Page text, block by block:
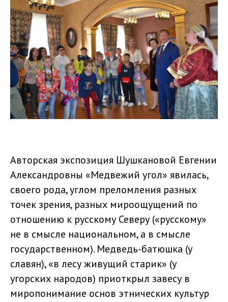
Авторская экспозиция Шушкановой Евгении
Александровны «Медвежий угол» явилась,
своего рода, углом преломления разных
точек зрения, разных мироощущений по
отношению к русскому Северу («русскому»
не в смысле национальном, а в смысле
государственном). Медведь-батюшка (у
славян), «в лесу живущий старик» (у
угорских народов) приоткрыл завесу в
миропонимание основ этнических культур